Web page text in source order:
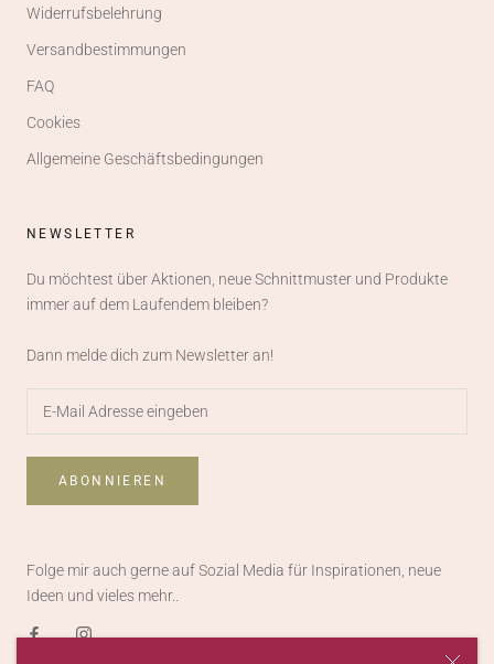
Widerrufsbelehrung
Versandbestimmungen
FAQ
Cookies
Allgemeine Geschäftsbedingungen
NEWSLETTER
Du möchtest über Aktionen, neue Schnittmuster und Produkte
immer auf dem Laufendem bleiben?
Dann melde dich zum Newsletter an!
ABONNIEREN
Folge mir auch gerne auf Sozial Media für Inspirationen, neue
Ideen und vieles mehr..